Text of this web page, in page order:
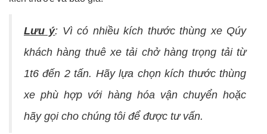
Lưu ý: Vì có nhiều kích thước thùng xe Qúy
khách hàng thuê xe tải chở hàng trọng tải từ
1t6 đến 2 tấn. Hãy lựa chọn kích thước thùng
xe phù hợp với hàng hóa vận chuyển hoặc
hãy gọi cho chúng tôi để được tư vấn.